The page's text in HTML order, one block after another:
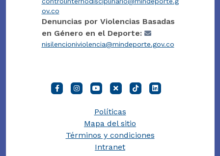
ov.co
Denuncias por Violencias Basadas
en Género en el Deporte:
nisilencioniviolencia@mindeporte.gov.co
Políticas
Mapa del sitio
Términos y condiciones
Intranet